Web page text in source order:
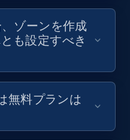
ゾーンを作成
も設定すべき
無料プランは